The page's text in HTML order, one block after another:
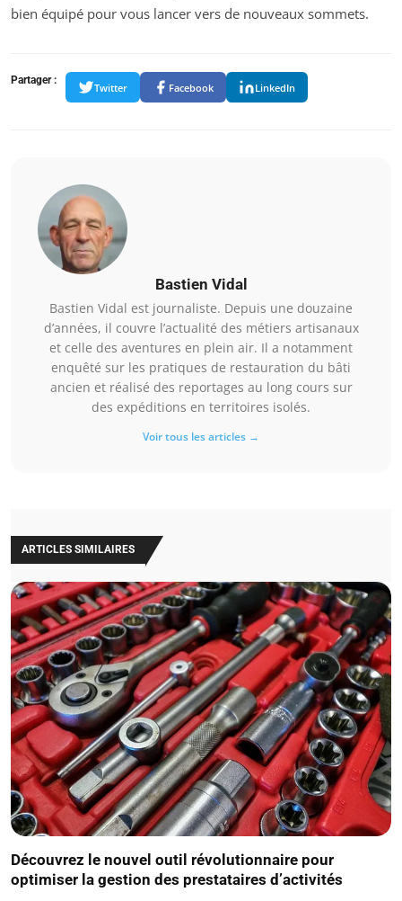
bien équipé pour vous lancer vers de nouveaux sommets.
Partager :
Twitter Facebook LinkedIn
Bastien Vidal
Bastien Vidal est journaliste. Depuis une douzaine
d’années, il couvre l’actualité des métiers artisanaux
et celle des aventures en plein air. Il a notamment
enquêté sur les pratiques de restauration du bâti
ancien et réalisé des reportages au long cours sur
des expéditions en territoires isolés.
Voir tous les articles →
ARTICLES SIMILAIRES
Découvrez le nouvel outil révolutionnaire pour
optimiser la gestion des prestataires d’activités